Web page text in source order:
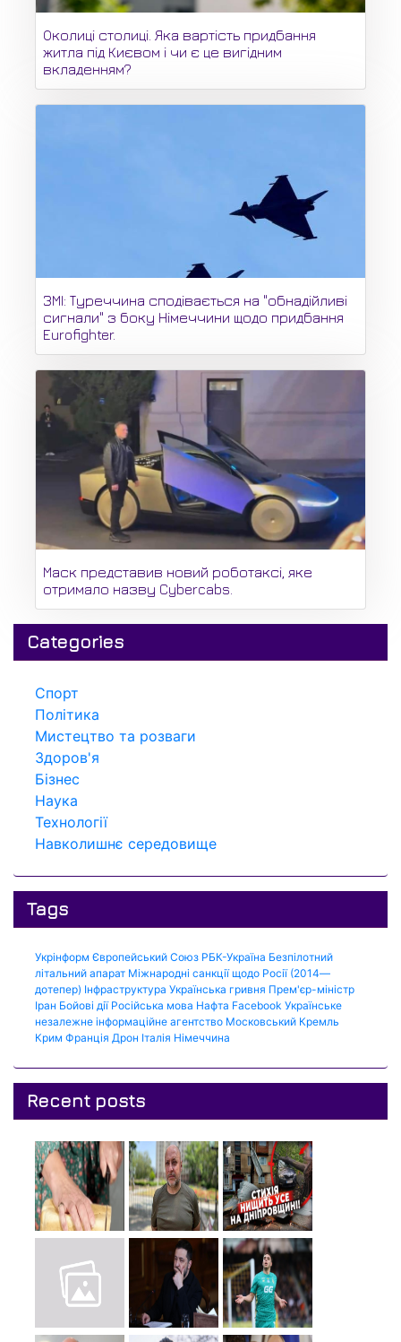
Околиці столиці. Яка вартість придбання
житла під Києвом і чи є це вигідним
вкладенням?
ЗМІ: Туреччина сподівається на "обнадійливі
сигнали" з боку Німеччини щодо придбання
Eurofighter.
Маск представив новий роботаксі, яке
отримало назву Cybercabs.
Categories
Спорт
Політика
Мистецтво та розваги
Здоров'я
Бізнес
Наука
Технології
Навколишнє середовище
Tags
Укрінформ Європейський Союз РБК-Україна Безпілотний
літальний апарат Міжнародні санкції щодо Росії (2014—
дотепер) Інфраструктура Українська гривня Прем'єр-міністр
Іран Бойові дії Російська мова Нафта Facebook Українське
незалежне інформаційне агентство Московський Кремль
Крим Франція Дрон Італія Німеччина
Recent posts